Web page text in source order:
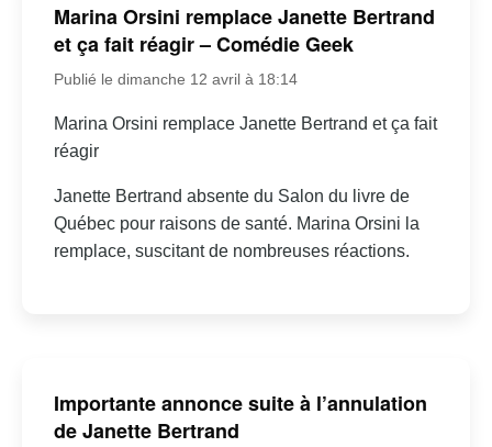
Marina Orsini remplace Janette Bertrand
et ça fait réagir – Comédie Geek
Publié le dimanche 12 avril à 18:14
Marina Orsini remplace Janette Bertrand et ça fait
réagir
Janette Bertrand absente du Salon du livre de
Québec pour raisons de santé. Marina Orsini la
remplace, suscitant de nombreuses réactions.
Importante annonce suite à l’annulation
de Janette Bertrand